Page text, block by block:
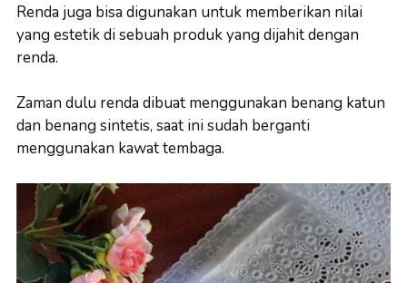
Renda juga bisa digunakan untuk memberikan nilai
yang estetik di sebuah produk yang dijahit dengan
renda.
Zaman dulu renda dibuat menggunakan benang katun
dan benang sintetis, saat ini sudah berganti
menggunakan kawat tembaga.